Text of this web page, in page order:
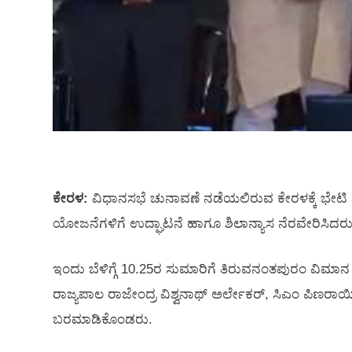
ಕೇರಳ: ವಿಧಾನಸಭೆ ಚುನಾವಣೆ ನಡೆಯಲಿರುವ ಕೇರಳಕ್ಕೆ ಭೇಟಿ
ಯೋಜನೆಗಳಿಗೆ ಉದ್ಘಾಟನೆ ಹಾಗೂ ಶಿಲಾನ್ಯಾಸ
ಇಂದು ಬೆಳಿಗ್ಗೆ 10.25ರ ಸುಮಾರಿಗೆ ತಿರುವನಂತಪುರಂ
ರಾಜ್ಯಪಾಲ ರಾಜೇಂದ್ರ ವಿಶ್ವನಾಥ್‌ ಅರ್ಲೇಕರ್‌, ಸಿಎಂ
ಬರಮಾಡಿಕೊಂಡರು.